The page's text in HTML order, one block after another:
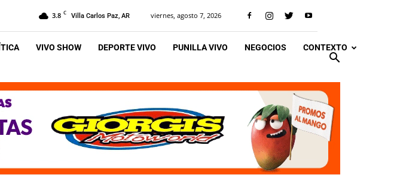
3.8 C Villa Carlos Paz, AR viernes, agosto 7, 2026
VIVO SHOW DEPORTE VIVO PUNILLA VIVO NEGOCIOS CONTEXTO